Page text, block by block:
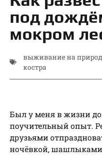
под
мокром
выживание на
костра
Был у меня в жизни
поучительный опыт.
друзьями
ночёвкой,